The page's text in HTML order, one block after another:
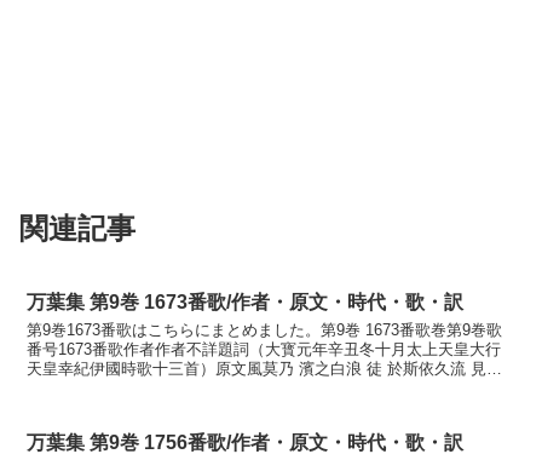
関連記事
万葉集 第9巻 1673番歌/作者・原文・時代・歌・訳
第9巻1673番歌はこちらにまとめました。第9巻 1673番歌巻第9巻歌
番号1673番歌作者作者不詳題詞（大寳元年辛丑冬十月太上天皇大行
天皇幸紀伊國時歌十三首）原文風莫乃 濱之白浪 徒 於斯依久流 見人
万葉集 第9巻 1756番歌/作者・原文・時代・歌・訳